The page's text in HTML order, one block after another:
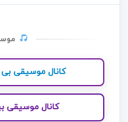
کانال موسیقی بی
کانال موسیقی